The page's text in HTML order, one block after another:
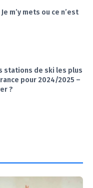
m’y mets ou ce n’est
stations de ski les plus
pour 2024/2025 –
?